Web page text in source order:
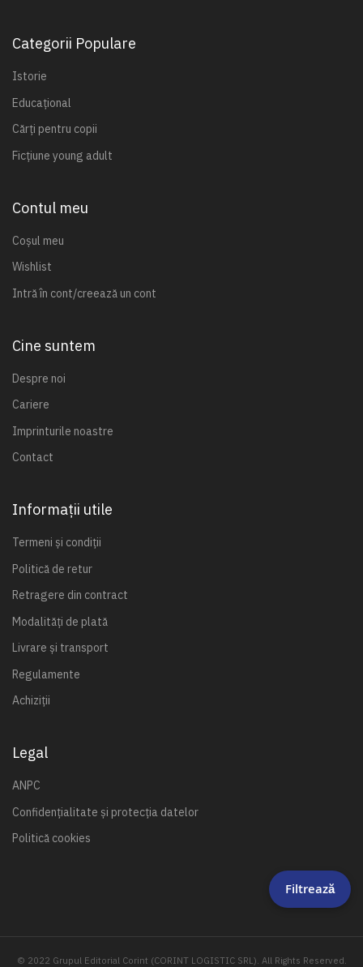
Categorii Populare
Istorie
Educațional
Cărți pentru copii
Ficțiune young adult
Contul meu
Coșul meu
Wishlist
Intră în cont/creează un cont
Cine suntem
Despre noi
Cariere
Imprinturile noastre
Contact
Informații utile
Termeni și condiții
Politică de retur
Retragere din contract
Modalități de plată
Livrare și transport
Regulamente
Achiziții
Legal
ANPC
Confidențialitate și protecția datelor
Politică cookies
© 2022 Grupul Editorial Corint (CORINT LOGISTIC SRL). All Rights Reserved.
Filtrează